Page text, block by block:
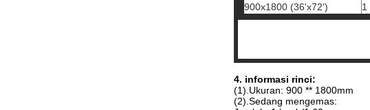
900x1800 (36'x72')
1
4. informasi rinci:
(1).Ukuran: 900 ** 1800mm
(2).Sedang mengemas: